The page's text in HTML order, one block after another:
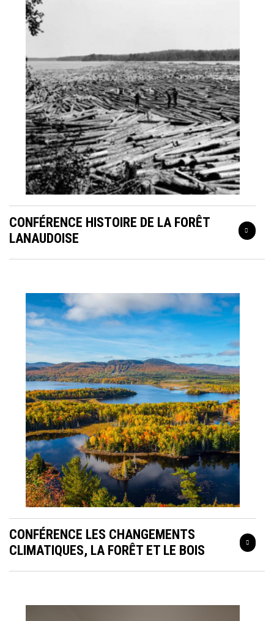
CONFÉRENCE HISTOIRE DE LA FORÊT
LANAUDOISE
CONFÉRENCE LES CHANGEMENTS
CLIMATIQUES, LA FORÊT ET LE BOIS